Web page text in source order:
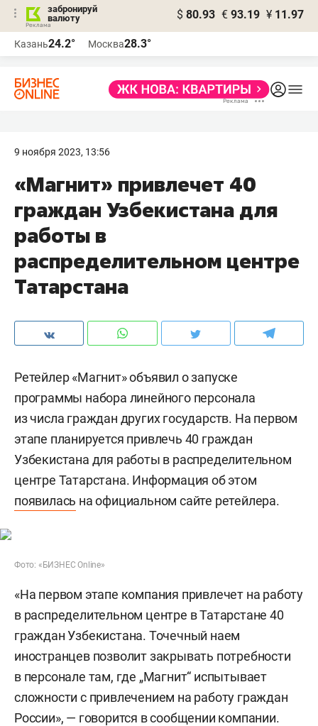
забронируй
валюту
$ 80.93 € 93.19 ¥ 11.97
Казань24.2° Москва28.3°
9 ноября 2023, 13:56
«Магнит» привлечет 40
граждан Узбекистана для
работы в
распределительном центре
Татарстана
Ретейлер «Магнит» объявил о запуске
программы набора линейного персонала
из числа граждан других государств. На первом
этапе планируется привлечь 40 граждан
Узбекистана для работы в распределительном
центре Татарстана. Информация об этом
появилась на официальном сайте ретейлера.
Фото: «БИЗНЕС Online»
«На первом этапе компания привлечет на работу
в распределительном центре в Татарстане 40
граждан Узбекистана. Точечный наем
иностранцев позволит закрывать потребности
в персонале там, где „Магнит“ испытывает
сложности с привлечением на работу граждан
России», — говорится в сообщении компании.